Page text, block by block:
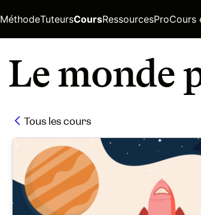
MéthodeTuteursCoursRessourcesProCours
Le monde
Tous les cours